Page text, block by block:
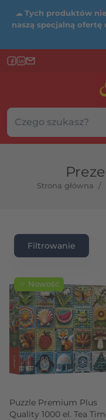
☁ Tych produktów
naszą specjalną ofertę
Szukaj w sklepie...
Wybierz kategorię
Strona główna /
maksymalna
Filtrowanie
☆ Nowość
Puzzle Premium Plus
Quality 1000 el. Tea